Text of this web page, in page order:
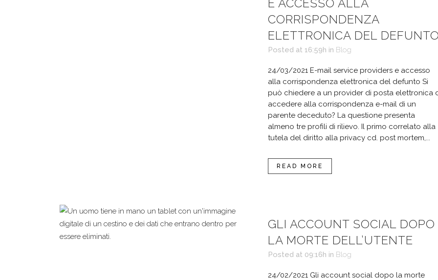
E ACCESSO ALLA
CORRISPONDENZA
ELETTRONICA DEL
Posted at 16:59h in Blog
24/03/2021 E-mail service providers e accesso
alla corrispondenza elettronica del defunto Si
può chiedere a un provider di posta elettronica
accedere alla corrispondenza e-mail di un
parente deceduto? La questione presenta
almeno tre profili di rilievo. Il primo correlato alla
tutela del diritto alla privacy cd. post mortem,...
READ MORE
GLI ACCOUNT SOCIAL DOPO
LA MORTE DELL’UTENTE
Posted at 09:16h in Blog
24/02/2021 Gli account social dopo la morte